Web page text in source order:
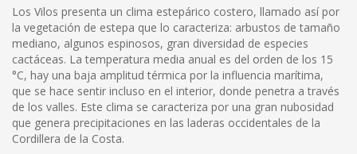
Los Vilos presenta un clima estepárico costero, llamado así por
la vegetación de estepa que lo caracteriza: arbustos de tamaño
mediano, algunos espinosos, gran diversidad de especies
cactáceas. La temperatura media anual es del orden de los 15
°C, hay una baja amplitud térmica por la influencia marítima,
que se hace sentir incluso en el interior, donde penetra a través
de los valles. Este clima se caracteriza por una gran nubosidad
que genera precipitaciones en las laderas occidentales de la
Cordillera de la Costa.